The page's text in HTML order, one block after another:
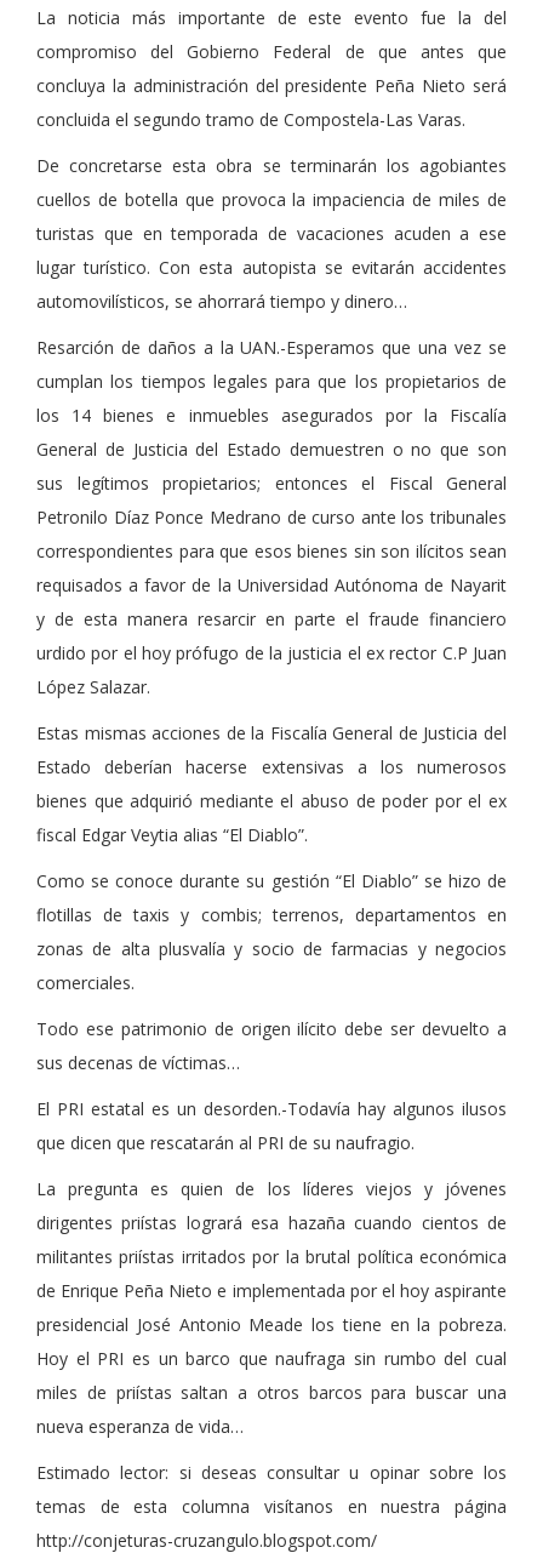
La noticia más importante de este evento fue la del
compromiso del Gobierno Federal de que antes que
concluya la administración del presidente Peña Nieto será
concluida el segundo tramo de Compostela-Las Varas.
De concretarse esta obra se terminarán los agobiantes
cuellos de botella que provoca la impaciencia de miles de
turistas que en temporada de vacaciones acuden a ese
lugar turístico. Con esta autopista se evitarán accidentes
automovilísticos, se ahorrará tiempo y dinero…
Resarción de daños a la UAN.-Esperamos que una vez se
cumplan los tiempos legales para que los propietarios de
los 14 bienes e inmuebles asegurados por la Fiscalía
General de Justicia del Estado demuestren o no que son
sus legítimos propietarios; entonces el Fiscal General
Petronilo Díaz Ponce Medrano de curso ante los tribunales
correspondientes para que esos bienes sin son ilícitos sean
requisados a favor de la Universidad Autónoma de Nayarit
y de esta manera resarcir en parte el fraude financiero
urdido por el hoy prófugo de la justicia el ex rector C.P Juan
López Salazar.
Estas mismas acciones de la Fiscalía General de Justicia del
Estado deberían hacerse extensivas a los numerosos
bienes que adquirió mediante el abuso de poder por el ex
fiscal Edgar Veytia alias “El Diablo”.
Como se conoce durante su gestión “El Diablo” se hizo de
flotillas de taxis y combis; terrenos, departamentos en
zonas de alta plusvalía y socio de farmacias y negocios
comerciales.
Todo ese patrimonio de origen ilícito debe ser devuelto a
sus decenas de víctimas…
El PRI estatal es un desorden.-Todavía hay algunos ilusos
que dicen que rescatarán al PRI de su naufragio.
La pregunta es quien de los líderes viejos y jóvenes
dirigentes priístas logrará esa hazaña cuando cientos de
militantes priístas irritados por la brutal política económica
de Enrique Peña Nieto e implementada por el hoy aspirante
presidencial José Antonio Meade los tiene en la pobreza.
Hoy el PRI es un barco que naufraga sin rumbo del cual
miles de priístas saltan a otros barcos para buscar una
nueva esperanza de vida…
Estimado lector: si deseas consultar u opinar sobre los
temas de esta columna visítanos en nuestra página
http://conjeturas-cruzangulo.blogspot.com/